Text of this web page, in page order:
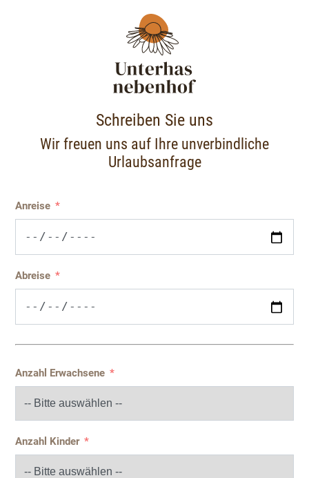
Schreiben Sie uns
Wir freuen uns auf Ihre unverbindliche
Urlaubsanfrage
Anreise
Abreise
Anzahl Erwachsene
Anzahl Kinder